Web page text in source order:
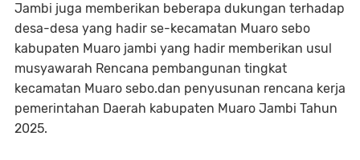
Jambi juga memberikan beberapa dukungan terhadap
desa-desa yang hadir se-kecamatan Muaro sebo
kabupaten Muaro jambi yang hadir memberikan usul
musyawarah Rencana pembangunan tingkat
kecamatan Muaro sebo.dan penyusunan rencana kerja
pemerintahan Daerah kabupaten Muaro Jambi Tahun
2025.